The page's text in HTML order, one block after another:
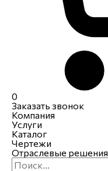
0
Заказать звонок
Компания
Услуги
Каталог
Чертежи
Отраслевые решения